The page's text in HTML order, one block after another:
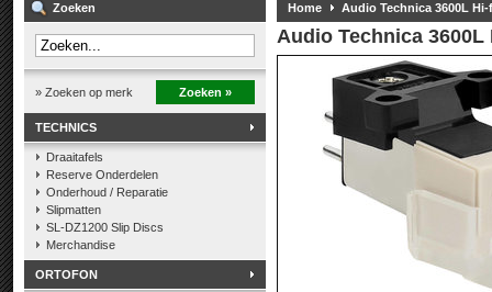
Zoeken
» Zoeken op merk Zoeken »
TECHNICS
Draaitafels
Reserve Onderdelen
Onderhoud / Reparatie
Slipmatten
SL-DZ1200 Slip Discs
Merchandise
ORTOFON
Home Audio Technica 3600L
Audio Technica 3600L